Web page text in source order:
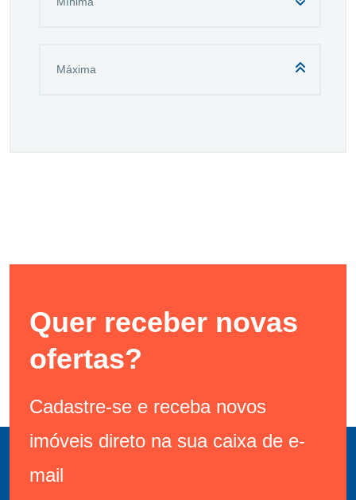
Quer receber novas
ofertas?
Cadastre-se e receba novos
imóveis direto na sua caixa de e-
mail